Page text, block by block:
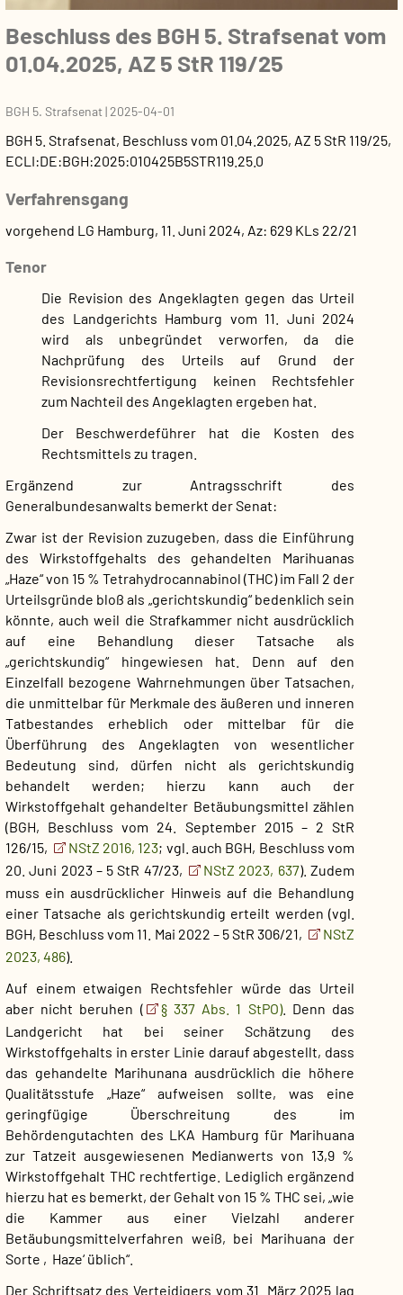
Beschluss des BGH 5. Strafsenat vom
01.04.2025, AZ 5 StR 119/25
BGH 5. Strafsenat|2025-04-01
BGH 5. Strafsenat, Beschluss vom 01.04.2025, AZ 5 StR 119/25,
ECLI:DE:BGH:2025:010425B5STR119.25.0
Verfahrensgang
vorgehend LG Hamburg, 11. Juni 2024, Az: 629 KLs 22/21
Tenor
Die Revision des Angeklagten gegen das Urteil
des Landgerichts Hamburg vom 11. Juni 2024
wird als unbegründet verworfen, da die
Nachprüfung des Urteils auf Grund der
Revisionsrechtfertigung keinen Rechtsfehler
zum Nachteil des Angeklagten ergeben hat.
Der Beschwerdeführer hat die Kosten des
Rechtsmittels zu tragen.
Ergänzend zur Antragsschrift des
Generalbundesanwalts bemerkt der Senat:
Zwar ist der Revision zuzugeben, dass die Einführung
des Wirkstoffgehalts des gehandelten Marihuanas
„Haze“ von 15 % Tetrahydrocannabinol (THC) im Fall 2 der
Urteilsgründe bloß als „gerichtskundig“ bedenklich sein
könnte, auch weil die Strafkammer nicht ausdrücklich
auf eine Behandlung dieser Tatsache als
„gerichtskundig“ hingewiesen hat. Denn auf den
Einzelfall bezogene Wahrnehmungen über Tatsachen,
die unmittelbar für Merkmale des äußeren und inneren
Tatbestandes erheblich oder mittelbar für die
Überführung des Angeklagten von wesentlicher
Bedeutung sind, dürfen nicht als gerichtskundig
behandelt werden; hierzu kann auch der
Wirkstoffgehalt gehandelter Betäubungsmittel zählen
(BGH, Beschluss vom 24. September 2015 – 2 StR
126/15,
NStZ 2016, 123; vgl. auch BGH, Beschluss vom
20. Juni 2023 – 5 StR 47/23,
NStZ 2023, 637). Zudem
muss ein ausdrücklicher Hinweis auf die Behandlung
einer Tatsache als gerichtskundig erteilt werden (vgl.
BGH, Beschluss vom 11. Mai 2022 – 5 StR 306/21,
NStZ
2023, 486).
Auf einem etwaigen Rechtsfehler würde das Urteil
aber nicht beruhen (
§ 337 Abs. 1 StPO). Denn das
Landgericht hat bei seiner Schätzung des
Wirkstoffgehalts in erster Linie darauf abgestellt, dass
das gehandelte Marihunana ausdrücklich die höhere
Qualitätsstufe „Haze“ aufweisen sollte, was eine
geringfügige Überschreitung des im
Behördengutachten des LKA Hamburg für Marihuana
zur Tatzeit ausgewiesenen Medianwerts von 13,9 %
Wirkstoffgehalt THC rechtfertige. Lediglich ergänzend
hierzu hat es bemerkt, der Gehalt von 15 % THC sei, „wie
die Kammer aus einer Vielzahl anderer
Betäubungsmittelverfahren weiß, bei Marihuana der
Sorte ‚Haze‘ üblich“.
Der Schriftsatz des Verteidigers vom 31. März 2025 lag